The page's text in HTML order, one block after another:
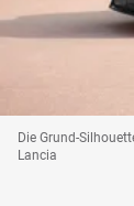
Die Grund-
Lancia